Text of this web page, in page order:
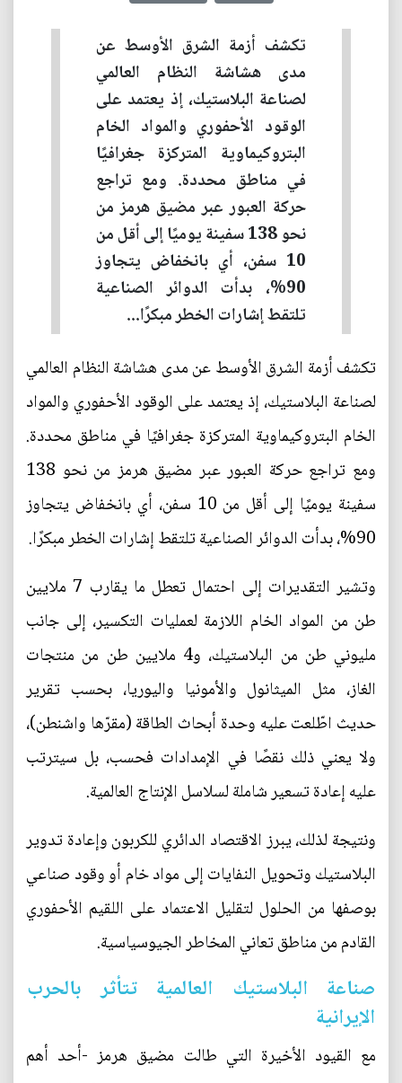
تكشف أزمة الشرق الأوسط عن
مدى هشاشة النظام العالمي
لصناعة البلاستيك، إذ يعتمد على
الوقود الأحفوري والمواد الخام
البتروكيماوية المتركزة جغرافيًا
في مناطق محددة. ومع تراجع
حركة العبور عبر مضيق هرمز من
نحو 138 سفينة يوميًا إلى أقل من
10 سفن، أي بانخفاض يتجاوز
90%، بدأت الدوائر الصناعية
تلتقط إشارات الخطر مبكرًا...
تكشف أزمة الشرق الأوسط عن مدى هشاشة النظام العالمي
لصناعة البلاستيك، إذ يعتمد على الوقود الأحفوري والمواد
الخام البتروكيماوية المتركزة جغرافيًا في مناطق محددة.
ومع تراجع حركة العبور عبر مضيق هرمز من نحو 138
سفينة يوميًا إلى أقل من 10 سفن، أي بانخفاض يتجاوز
90%، بدأت الدوائر الصناعية تلتقط إشارات الخطر مبكرًا.
وتشير التقديرات إلى احتمال تعطل ما يقارب 7 ملايين
طن من المواد الخام اللازمة لعمليات التكسير، إلى جانب
مليوني طن من البلاستيك، و4 ملايين طن من منتجات
الغاز، مثل الميثانول والأمونيا واليوريا، بحسب تقرير
حديث اطّلعت عليه وحدة أبحاث الطاقة (مقرّها واشنطن)،
ولا يعني ذلك نقصًا في الإمدادات فحسب، بل سيترتب
عليه إعادة تسعير شاملة لسلاسل الإنتاج العالمية.
ونتيجة لذلك، يبرز الاقتصاد الدائري للكربون وإعادة تدوير
البلاستيك وتحويل النفايات إلى مواد خام أو وقود صناعي
بوصفها من الحلول لتقليل الاعتماد على اللقيم الأحفوري
القادم من مناطق تعاني المخاطر الجيوسياسية.
صناعة البلاستيك العالمية تتأثر بالحرب
الإيرانية
مع القيود الأخيرة التي طالت مضيق هرمز -أحد أهم